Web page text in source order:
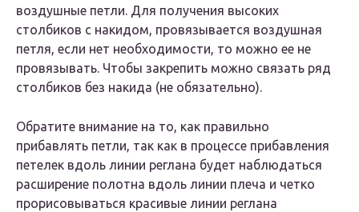
воздушные петли. Для получения высоких
столбиков с накидом, провязывается воздушная
петля, если нет необходимости, то можно ее не
провязывать. Чтобы закрепить можно связать ряд
столбиков без накида (не обязательно).
Обратите внимание на то, как правильно
прибавлять петли, так как в процессе прибавления
петелек вдоль линии реглана будет наблюдаться
расширение полотна вдоль линии плеча и четко
прорисовываться красивые линии реглана